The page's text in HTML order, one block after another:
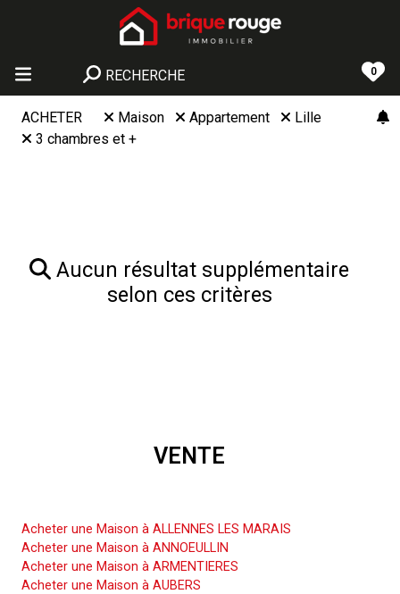
RECHERCHE 0
ACHETER Maison Appartement
Lille
3 chambres et +
Aucun résultat supplémentaire
selon ces critères
VENTE
Acheter une Maison à ALLENNES LES MARAIS
Acheter une Maison à ANNOEULLIN
Acheter une Maison à ARMENTIERES
Acheter une Maison à AUBERS